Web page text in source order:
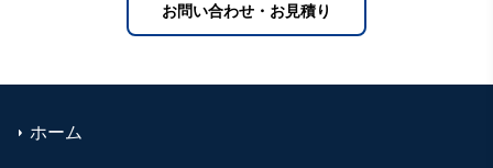
お問い合わせ・お見積り
ホーム